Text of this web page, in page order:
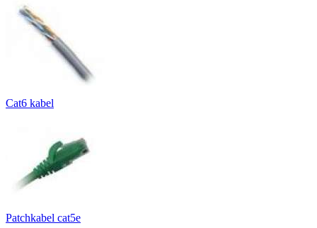
Cat6 kabel
Patchkabel cat5e